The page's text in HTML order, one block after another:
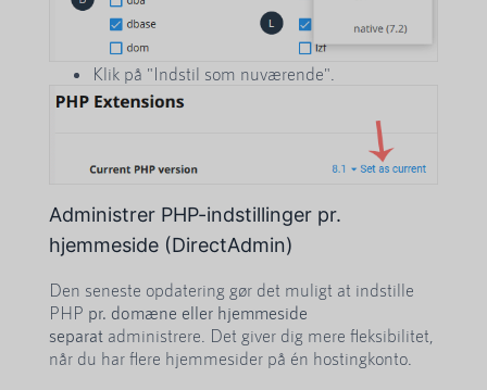
Klik på "Indstil som nuværende".
Administrer PHP-indstillinger pr.
hjemmeside (DirectAdmin)
Den seneste opdatering gør det muligt at indstille
PHP pr. domæne eller hjemmeside
separat administrere. Det giver dig mere fleksibilitet,
når du har flere hjemmesider på én hostingkonto.